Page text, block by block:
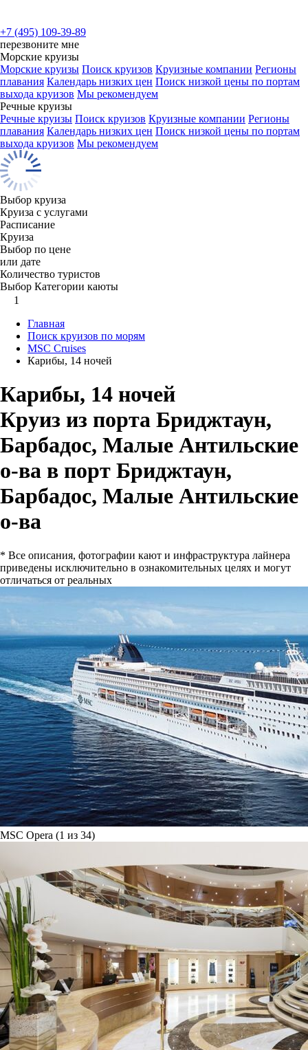
+7 (495) 109-39-89
перезвоните мне
Морские круизы
Морские круизы Поиск круизов Круизные компании Регионы
плавания Календарь низких цен Поиск низкой цены по портам
выхода круизов Мы рекомендуем
Речные круизы
Речные круизы Поиск круизов Круизные компании Регионы
плавания Календарь низких цен Поиск низкой цены по портам
выхода круизов Мы рекомендуем
Выбор круиза
Круиза с услугами
Расписание
Круиза
Выбор по цене
или дате
Количество туристов
Выбор Категории каюты
1
Главная
Поиск круизов по морям
MSC Cruises
Карибы, 14 ночей
Карибы, 14 ночей
Круиз из порта Бриджтаун,
Барбадос, Малые Антильские
о-ва в порт Бриджтаун,
Барбадос, Малые Антильские
о-ва
* Все описания, фотографии кают и инфраструктура лайнера
приведены исключительно в ознакомительных целях и могут
отличаться от реальных
MSC Opera (1 из 34)